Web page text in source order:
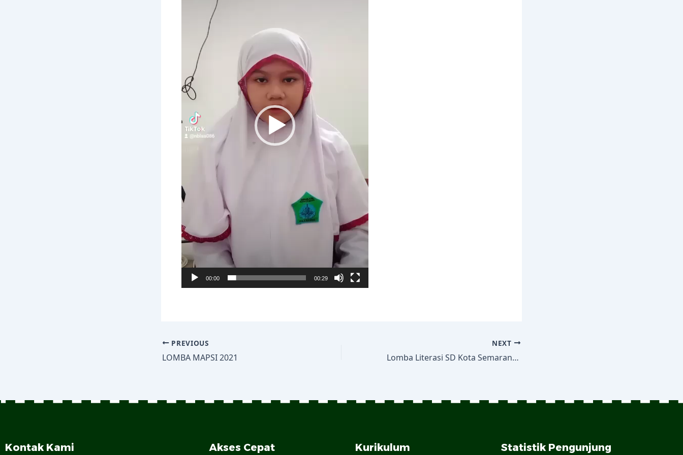
00:00 00:29
PREVIOUS
LOMBA MAPSI 2021
NEXT
Lomba Literasi SD Kota Semarang Video Tiktok – Tema : Tetap Bahagia di Masa Pandemi
Kontak Kami Akses Cepat Kurikulum Statistik Pengunjung